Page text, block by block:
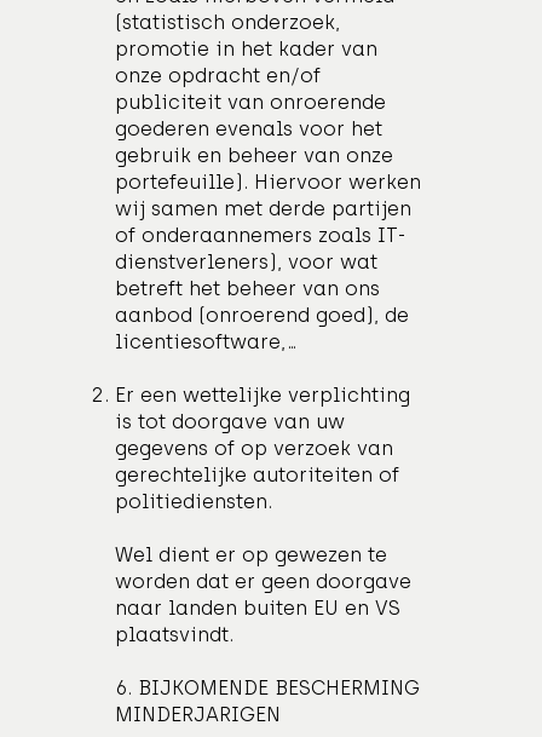
(statistisch onderzoek,
promotie in het kader van
onze opdracht en/of
publiciteit van onroerende
goederen evenals voor het
gebruik en beheer van onze
portefeuille). Hiervoor werken
wij samen met derde partijen
of onderaannemers zoals IT-
dienstverleners), voor wat
betreft het beheer van ons
aanbod (onroerend goed), de
licentiesoftware,...
Er een wettelijke verplichting
is tot doorgave van uw
gegevens of op verzoek van
gerechtelijke autoriteiten of
politiediensten.
Wel dient er op gewezen te
worden dat er geen doorgave
naar landen buiten EU en VS
plaatsvindt.
6. BIJKOMENDE BESCHERMING
MINDERJARIGEN